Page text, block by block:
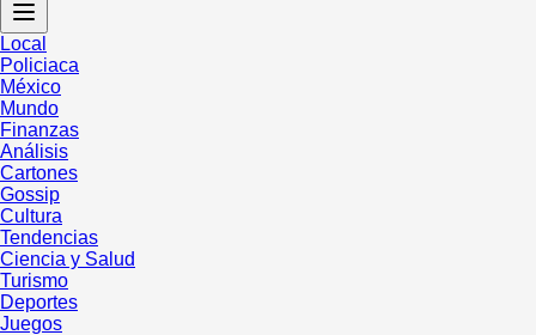
Local
Policiaca
México
Mundo
Finanzas
Análisis
Cartones
Gossip
Cultura
Tendencias
Ciencia y Salud
Turismo
Deportes
Juegos